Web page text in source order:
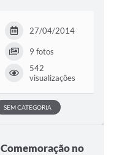
27/04/2014
9 fotos
542
visualizações
SEM CATEGORIA
Comemoração no